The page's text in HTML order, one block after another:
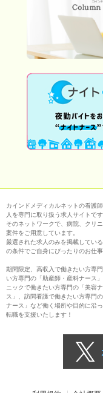
カインドメディカルネットの看護
人を専門に取り扱う求人サイトで
そのネットワークで、病院、クリ
案件をご用意しています。
厳選された求人のみを掲載してい
の条件でご自身にぴったりのお仕
期間限定、高収入で働きたい方専
い方専門の「助産師・産科ナース
ニックで働きたい方専門の「美容
ス」、訪問看護で働きたい方専門
ナース」など働く場所や目的に沿
転職を支援いたします！